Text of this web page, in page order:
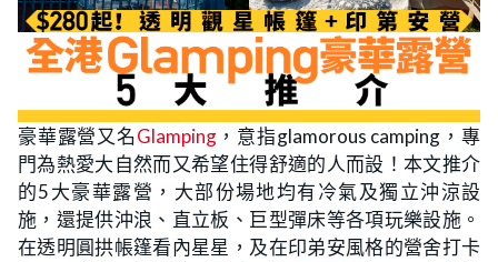
豪華露營又名Glamping，意指glamorous camping，專
門為熱愛大自然而又希望住得舒適的人而設！本文推介
的5大豪華露營，大部份場地均有冷氣及獨立沖涼設
施，還提供沖浪、直立板、巨型彈床等各項玩樂設施。
在透明圓拱帳篷看內星星，及在印弟安風格的營舍打卡